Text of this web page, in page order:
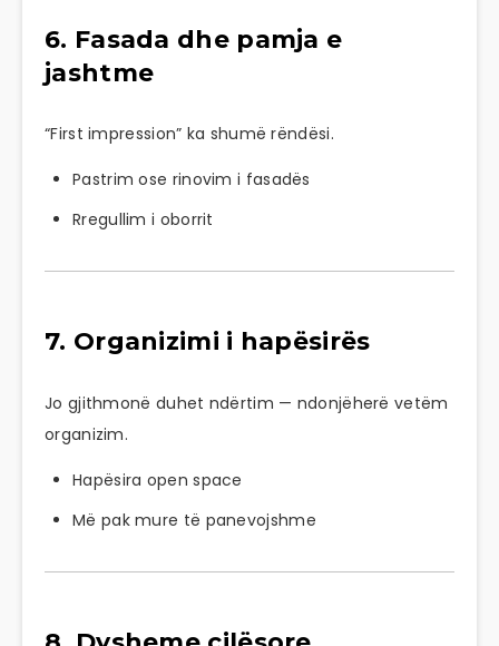
6. Fasada dhe pamja e
jashtme
“First impression” ka shumë rëndësi.
Pastrim ose rinovim i fasadës
Rregullim i oborrit
7. Organizimi i hapësirës
Jo gjithmonë duhet ndërtim — ndonjëherë vetëm
organizim.
Hapësira open space
Më pak mure të panevojshme